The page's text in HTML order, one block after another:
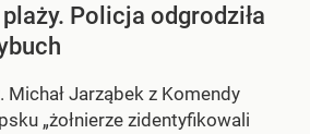
Policja odgrodziła
Michał Jarząbek z Komendy
„żołnierze zidentyfikowali